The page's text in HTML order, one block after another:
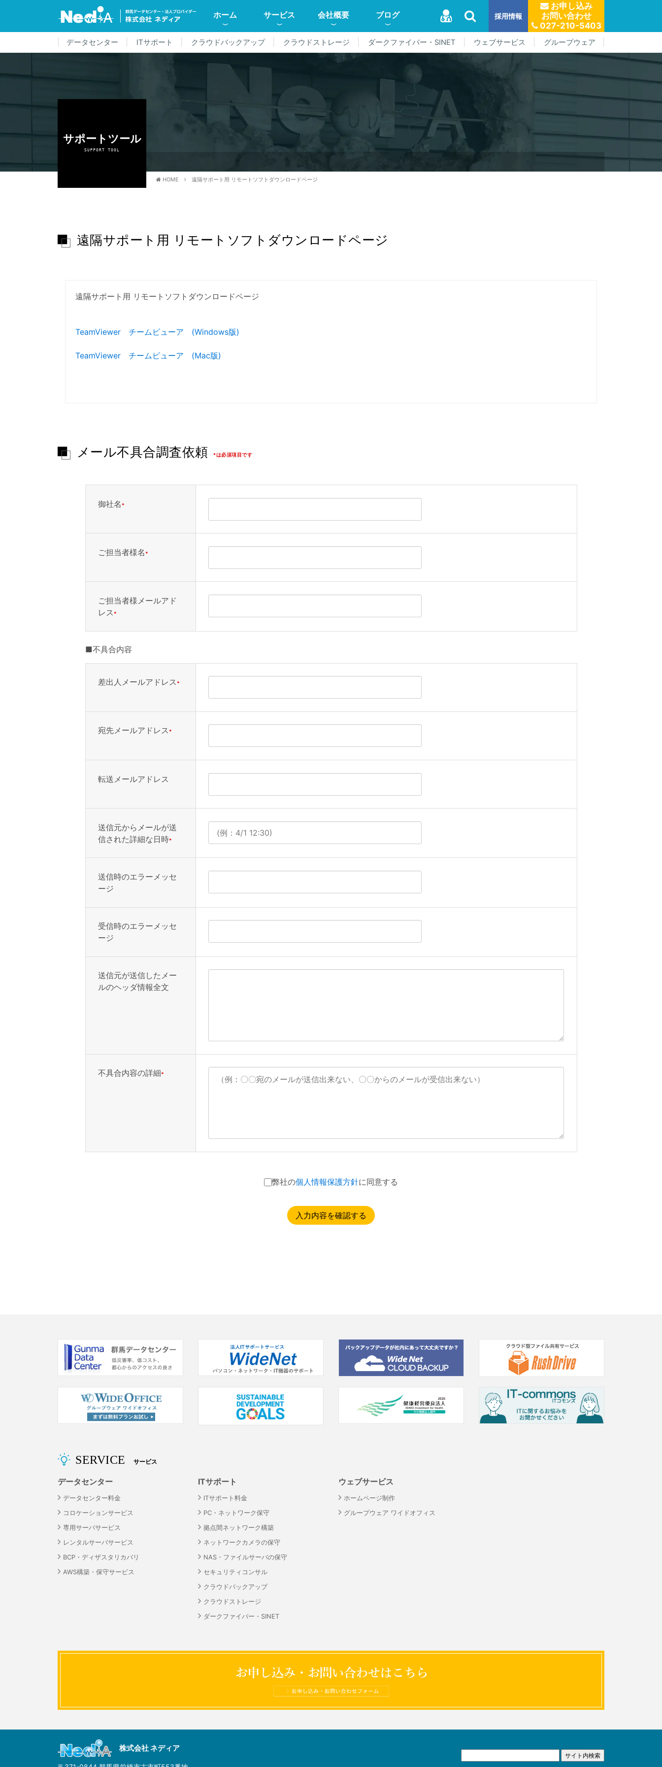
ホーム サービス 会社概要 ブログ 採用情報
お申し込み
お問い合わせ
027-210-5403
データセンター ITサポート クラウドバックアップ クラウドストレージ ダークファイバー・SINET ウェブサービス グループウェア
サポートツール
SUPPORT TOOL
HOME 遠隔サポート用 リモートソフトダウンロードページ
遠隔サポート用 リモートソフトダウンロードページ
遠隔サポート用 リモートソフトダウンロードページ
TeamViewer チームビューア (Windows版)
TeamViewer チームビューア (Mac版)
メール不具合調査依頼 *は必須項目です
御社名 *
ご担当者様名 *
ご担当者様メールアド
レス *
■不具合内容
差出人メールアドレス *
宛先メールアドレス *
転送メールアドレス
送信元からメールが送
信された詳細な日時*
送信時のエラーメッセ
ージ
受信時のエラーメッセ
ージ
送信元が送信したメー
ルのヘッダ情報全文
不具合内容の詳細*
弊社の個人情報保護方針に同意する
入力内容を確認する
SERVICE サービス
データセンター
データセンター料金
コロケーションサービス
専用サーバサービス
レンタルサーバサービス
BCP・ディザスタリカバリ
AWS構築・保守サービス
ITサポート
ITサポート料金
PC・ネットワーク保守
拠点間ネットワーク構築
ネットワークカメラの保守
NAS・ファイルサーバの保守
セキュリティコンサル
クラウドバックアップ
クラウドストレージ
ダークファイバー・SINET
ウェブサービス
ホームページ制作
グループウェア ワイドオフィス
株式会社 ネディア